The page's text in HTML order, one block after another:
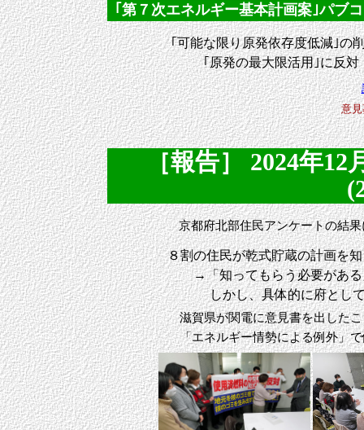
｢第７次エネルギー基本計画案｣パブ
｢可能な限り原発依存度低減｣の
｢原発の最大限活用｣に反
意
［報告］ 2024年
京都府北部住民アンケートの結
８割の住民が乾式貯蔵の計画を知
→「知ってもらう必要がある」
しかし、具体的に府として何
滋賀県が関電に意見書を出したこ
「エネルギー情勢による例外」で使